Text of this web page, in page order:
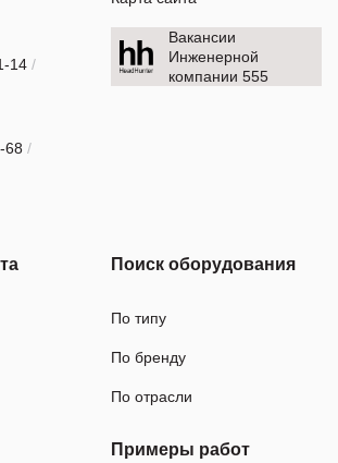
14 /
68 /
Вакансии
Инженерной
компании 555
Поиск оборудования
По типу
По бренду
По отрасли
Примеры работ